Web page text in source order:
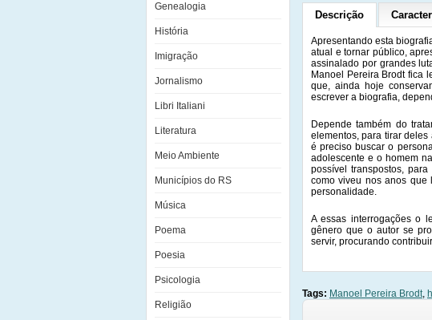
Genealogia
História
Imigração
Jornalismo
Libri Italiani
Literatura
Meio Ambiente
Municípios do RS
Música
Poema
Poesia
Psicologia
Religião
Descrição
Apresentando esta
atual e tornar público,
assinalado por grandes
Manoel Pereira Brodt fica
que, ainda hoje
escrever a biografia,
Depende também do
elementos, para tirar
é preciso buscar o
adolescente e o homem
possível transpostos,
como viveu nos anos que
personalidade.
A essas interrogações o
gênero que o autor se
servir, procurando
Tags: Manoel Pereira Brodt,